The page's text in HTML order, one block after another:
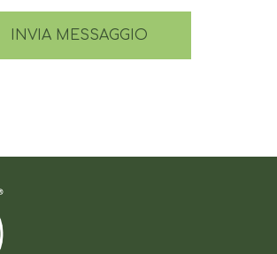
INVIA MESSAGGIO